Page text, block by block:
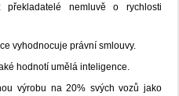
nemluvě o rychlosti
vyhodnocuje právní smlouvy.
hodnotí umělá inteligence.
výrobu na 20% svých vozů jako